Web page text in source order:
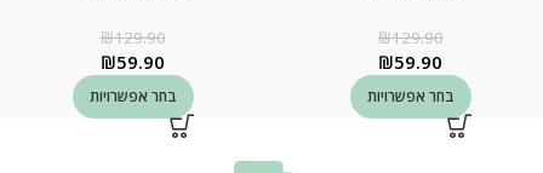
₪129.90
₪59.90
בחר אפשרויות
₪129.90
₪59.90
בחר אפשרויות